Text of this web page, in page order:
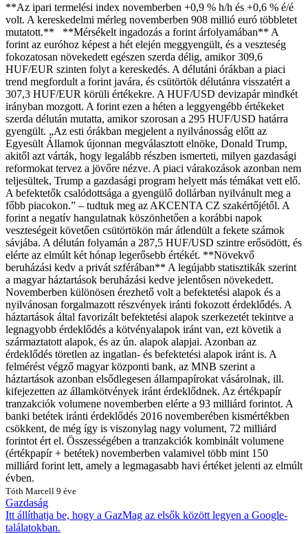
**Az ipari termelési index novemberben +0,9 % h/h és +0,6 % é/é
volt. A kereskedelmi mérleg novemberben 908 millió euró többletet
mutatott.** **Mérsékelt ingadozás a forint árfolyamában** A
forint az euróhoz képest a hét elején meggyengült, és a veszteség
fokozatosan növekedett egészen szerda délig, amikor 309,6
HUF/EUR szinten folyt a kereskedés. A délutáni órákban a piaci
trend megfordult a forint javára, és csütörtök délutánra visszatért a
307,3 HUF/EUR körüli értékekre. A HUF/USD devizapár mindkét
irányban mozgott. A forint ezen a héten a leggyengébb értékeket
szerda délután mutatta, amikor szorosan a 295 HUF/USD határra
gyengült. „Az esti órákban megjelent a nyilvánosság előtt az
Egyesült Államok újonnan megválasztott elnöke, Donald Trump,
akitől azt várták, hogy legalább részben ismerteti, milyen gazdasági
reformokat tervez a jövőre nézve. A piaci várakozások azonban nem
teljesültek, Trump a gazdasági program helyett más témákat vett elő.
A befektetők csalódottsága a gyengülő dollárban nyilvánult meg a
főbb piacokon.” – tudtuk meg az AKCENTA CZ szakértőjétől. A
forint a negatív hangulatnak köszönhetően a korábbi napok
veszteségeit követően csütörtökön már átlendült a fekete számok
sávjába. A délután folyamán a 287,5 HUF/USD szintre erősödött, és
elérte az elmúlt két hónap legerősebb értékét. **Növekvő
beruházási kedv a privát szférában** A legújabb statisztikák szerint
a magyar háztartások beruházási kedve jelentősen növekedett.
Novemberben különösen érezhető volt a befektetési alapok és a
nyilvánosan forgalmazott részvények iránti fokozott érdeklődés. A
háztartások által favorizált befektetési alapok szerkezetét tekintve a
legnagyobb érdeklődés a kötvényalapok iránt van, ezt követik a
származtatott alapok, és az ún. alapok alapjai. Azonban az
érdeklődés töretlen az ingatlan- és befektetési alapok iránt is. A
felmérést végző magyar központi bank, az MNB szerint a
háztartások azonban elsődlegesen állampapírokat vásárolnak, ill.
kifejezetten az államkötvények iránt érdeklődnek. Az értékpapír
tranzakciók volumene novemberben elérte a 93 milliárd forintot. A
banki betétek iránti érdeklődés 2016 novemberében kismértékben
csökkent, de még így is viszonylag nagy volument, 72 milliárd
forintot ért el. Összességében a tranzakciók kombinált volumene
(értékpapír + betétek) novemberben valamivel több mint 150
milliárd forint lett, amely a legmagasabb havi értéket jelenti az elmúlt
évben.
Tóth Marcell 9 éve
Gazdaság
Itt állíthatja be, hogy a GazMag az elsők között legyen a Google-
találatokban.